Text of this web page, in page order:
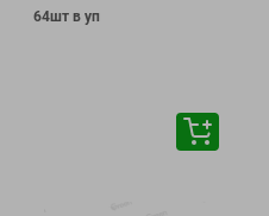
64шт в уп